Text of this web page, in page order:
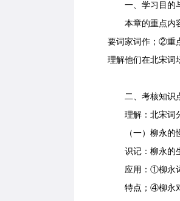
一、学习目的
本章的重点内容
要词家词作；②重
理解他们在北宋词
二、考核知识
理解：北宋词分
（一）柳永的
识记：柳永的生
应用：①柳永词
特点；④柳永对